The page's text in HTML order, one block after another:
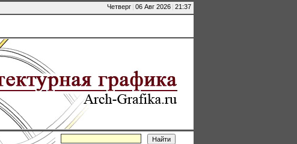
Четверг | 06 Авг 2026 | 21:37